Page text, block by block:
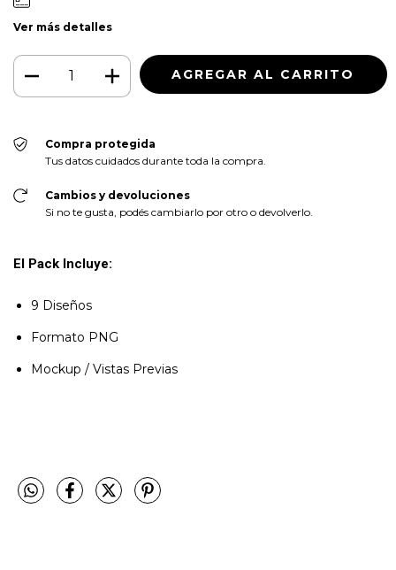
Ver más detalles
Compra protegida
Tus datos cuidados durante toda la compra.
Cambios y devoluciones
Si no te gusta, podés cambiarlo por otro o devolverlo.
El Pack Incluye:
9 Diseños
Formato PNG
Mockup / Vistas Previas